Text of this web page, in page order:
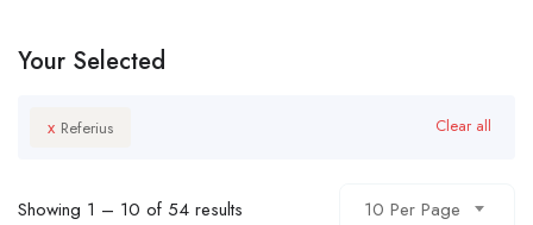
Your Selected
x Referius Clear all
Showing 1 – 10 of 54 results 10 Per Page